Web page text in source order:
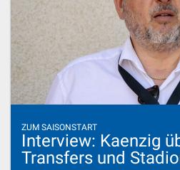
ZUM SAISONSTART
Interview: Kaenzig
Transfers und